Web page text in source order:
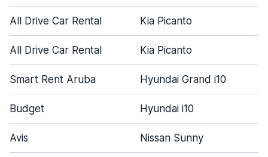
All Drive Car Rental Kia Picanto
All Drive Car Rental Kia Picanto
Smart Rent Aruba Hyundai Grand i10
Budget Hyundai i10
Avis Nissan Sunny